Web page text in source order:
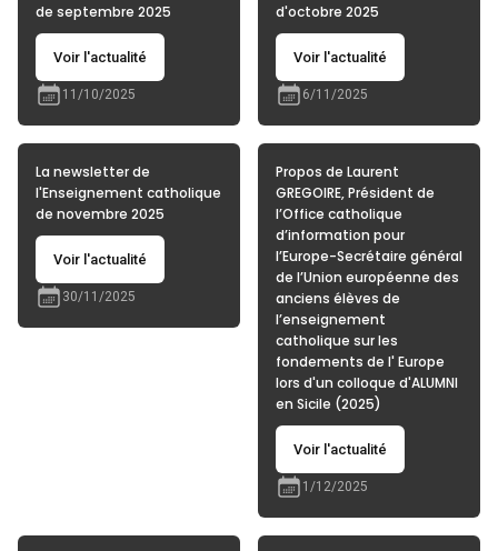
de septembre 2025
Voir l'actualité
11/10/2025
d'octobre 2025
Voir l'actualité
6/11/2025
La newsletter de
l'Enseignement catholique
de novembre 2025
Voir l'actualité
30/11/2025
Propos de Laurent
GREGOIRE, Président de
l’Office catholique
d’information pour
l’Europe-Secrétaire général
de l’Union européenne des
anciens élèves de
l’enseignement
catholique sur les
fondements de l' Europe
lors d'un colloque d'ALUMNI
en Sicile (2025)
Voir l'actualité
1/12/2025